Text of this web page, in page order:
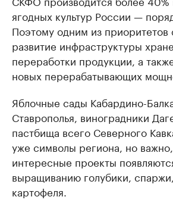
ягодных культур России —
Поэтому одним из приоритетов
развитие инфраструктуры
переработки продукции, а
новых перерабатывающих
Яблочные сады Кабардино-
Ставрополья, виноградники
пастбища всего Северного
уже символы региона, но
интересные проекты
выращиванию голубики,
картофеля.